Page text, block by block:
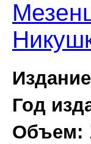
Год
Объем: